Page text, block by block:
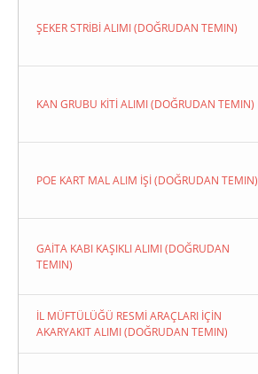
ŞEKER STRİBİ ALIMI (DOĞRUDAN TEMIN)
KAN GRUBU KİTİ ALIMI (DOĞRUDAN TEMIN)
POE KART MAL ALIM İŞİ (DOĞRUDAN TEMIN)
GAİTA KABI KAŞIKLI ALIMI (DOĞRUDAN
TEMIN)
İL MÜFTÜLÜĞÜ RESMİ ARAÇLARI İÇİN
AKARYAKIT ALIMI (DOĞRUDAN TEMIN)